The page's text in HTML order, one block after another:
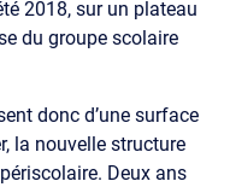
2018, sur un plateau
du groupe scolaire
donc d’une surface
la nouvelle structure
Deux ans